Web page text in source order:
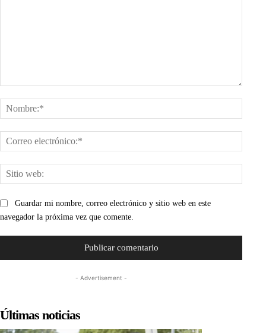
web:
Guardar mi nombre, correo electrónico y sitio web en este
navegador la próxima vez que comente.
- Advertisement -
Últimas noticias